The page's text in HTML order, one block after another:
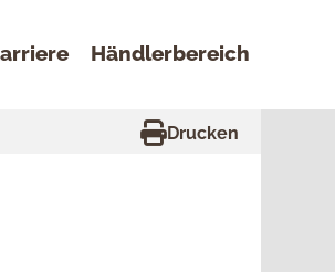
Händlerbereich
Drucken